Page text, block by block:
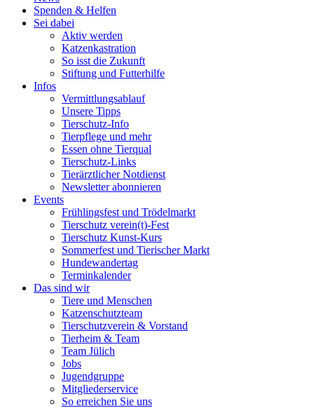
Spenden & Helfen
Sei dabei
Aktiv werden
Katzenkastration
So isst die Zukunft
Stiftung und Futterhilfe
Infos
Vermittlungsablauf
Unsere Tipps
Tierschutz-Info
Tierpflege und mehr
Essen ohne Tierqual
Tierschutz-Links
Tierärztlicher Notdienst
Newsletter abonnieren
Events
Frühlingsfest und Trödelmarkt
Tierschutz verein(t)-Fest
Tierschutz Kunst-Kurs
Sommerfest und Tierischer Markt
Hundewandertag
Terminkalender
Das sind wir
Tiere und Menschen
Katzenschutzteam
Tierschutzverein & Vorstand
Tierheim & Team
Team Jülich
Jobs
Jugendgruppe
Mitgliederservice
So erreichen Sie uns